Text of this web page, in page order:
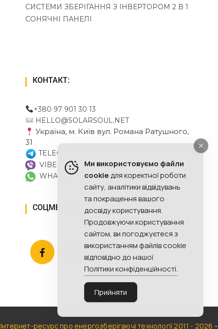
СИСТЕМИ ЗБЕРІГАННЯ З ІНВЕРТОРОМ 2 В 1
СОНЯЧНІ ПАНЕЛІ
КОНТАКТ:
+380 97 901 30 13
HELLO@SOLARSOUL.NET
Україна, м. Київ вул. Романа Ратушного,
31
TELEGRAM
VIBER
WHATSAPP
СОЦМЕРЕЖІ
Інтернет-ресурс про енергозберігаючі технології 2011 - 2026 -
Ми використовуємо файли
cookieдля коректної роботи
сайту, аналітики відвідувань
та покращення вашого
досвіду користування.
Продовжуючи користування
сайтом, ви погоджуєтеся з
використанням файлів cookie
відповідно до нашої
Політики конфіденційності.
Прийняти